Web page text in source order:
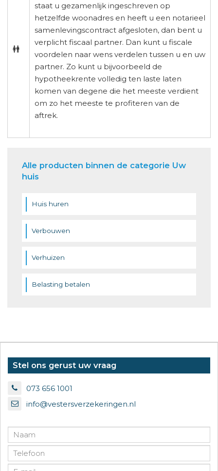
staat u gezamenlijk ingeschreven op
hetzelfde woonadres en heeft u een notarieel
samenlevingscontract afgesloten, dan bent u
verplicht fiscaal partner. Dan kunt u fiscale
voordelen naar wens verdelen tussen u en uw
partner. Zo kunt u bijvoorbeeld de
hypotheekrente volledig ten laste laten
komen van degene die het meeste verdient
om zo het meeste te profiteren van de
aftrek.
Alle producten binnen de categorie Uw
huis
Huis huren
Verbouwen
Verhuizen
Belasting betalen
Stel ons gerust uw vraag
073 656 1001
info@vestersverzekeringen.nl